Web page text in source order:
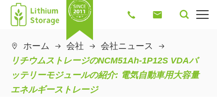
   
 ホーム 会社
会社ニュース
リチウムストレージのNCM51Ah-1P12S VDAバ
ッテリーモジュールの紹介: 電気自動車用大容量
エネルギーストレージ